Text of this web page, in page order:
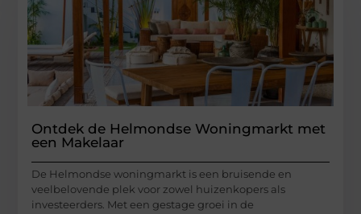
Ontdek de Helmondse Woningmarkt met
een Makelaar
De Helmondse woningmarkt is een bruisende en
veelbelovende plek voor zowel huizenkopers als
investeerders. Met een gestage groei in de